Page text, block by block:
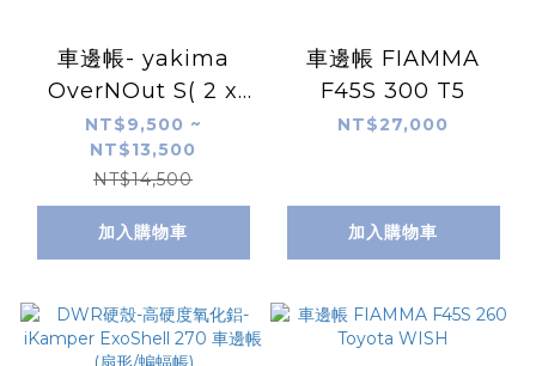
車邊帳- yakima
OverNOut S( 2 x
2.5)- ( Toyota
TOWNACE )
NT$9,500 ~
NT$13,500
NT$14,500
加入購物車
車邊帳 FIAMMA
F45S 300 T5
NT$27,000
加入購物車